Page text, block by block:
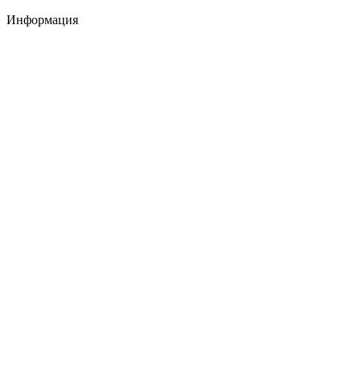
Информация